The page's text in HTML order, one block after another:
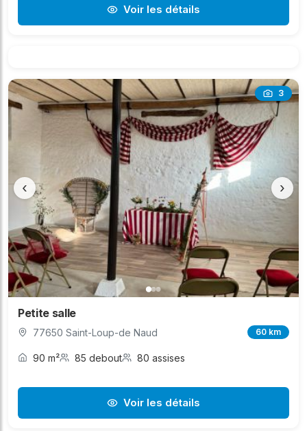
Voir les détails
3
‹ ›
Petite salle
77650 Saint-Loup-de Naud 60 km
90 m² 85 debout 80 assises
Voir les détails